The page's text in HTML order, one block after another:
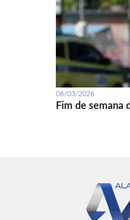
06/03/2026
Fim de semana